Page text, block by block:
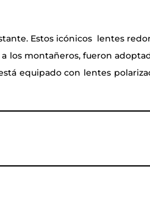
Estos icónicos lentes
los montañeros, fueron
equipado con lentes